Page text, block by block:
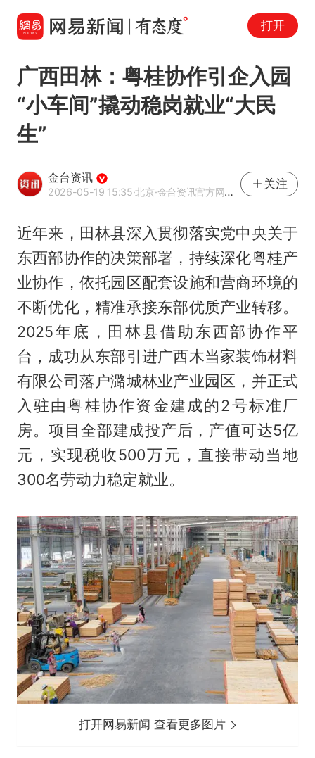
打开
广西田林：粤桂协作引企入园
“小车间”撬动稳岗就业“大民
生”
金台资讯
2026-05-19 15:35·北京·金台资讯官方网易号
关注
近年来，田林县深入贯彻落实党中央关于
东西部协作的决策部署，持续深化粤桂产
业协作，依托园区配套设施和营商环境的
不断优化，精准承接东部优质产业转移。
2025年底，田林县借助东西部协作平
台，成功从东部引进广西木当家装饰材料
有限公司落户潞城林业产业园区，并正式
入驻由粤桂协作资金建成的2号标准厂
房。项目全部建成投产后，产值可达5亿
元，实现税收500万元，直接带动当地
300名劳动力稳定就业。
打开网易新闻 查看更多图片